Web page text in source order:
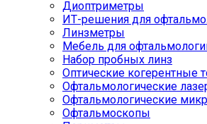
Диоптриметры
ИТ-решения для
Линзметры
Мебель для
Набор пробных линз
Оптические когерентные
Офтальмологические
Офтальмологические
Офтальмоскопы